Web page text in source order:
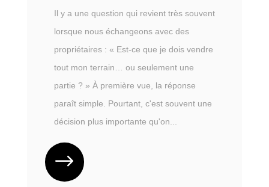
Il y a une question qui revient très souvent
lorsque nous échangeons avec des
propriétaires : « Est-ce que je dois vendre
tout mon terrain… ou seulement une
partie ? » À première vue, la réponse
paraît simple. Pourtant, c'est souvent une
décision plus importante qu'on...